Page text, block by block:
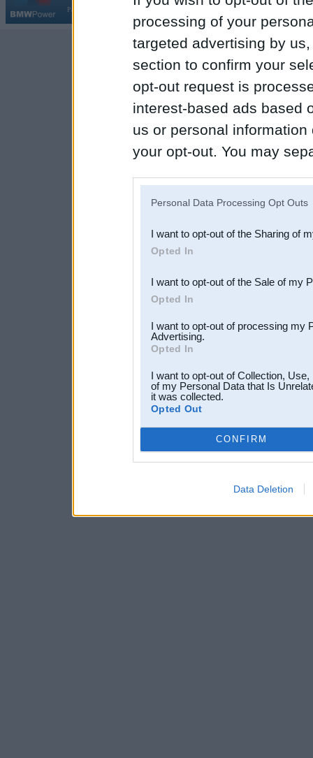
processing of your
targeted advertising by
section to confirm your
opt-out request is
interest-based ads based
us or personal
your opt-out. You may
Downstream Participants
third parties.
Personal Data Processing Opt Outs
I want to opt-out of the Sharing of
Opted In
I want to opt-out of the Sale of my
Opted In
I want to opt-out of processing my
Advertising.
Opted In
I want to opt-out of Collection,
of my Personal Data that Is
it was collected.
Opted Out
CONFIRM
Data Deletion
Par BMWPower |